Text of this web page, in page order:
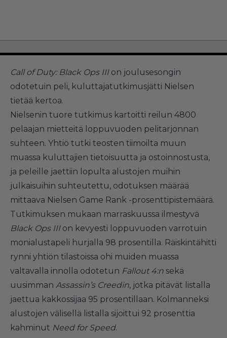
Call of Duty: Black Ops III on joulusesongin
odotetuin peli, kuluttajatutkimusjätti Nielsen
tietää kertoa.
Nielsenin tuore tutkimus kartoitti reilun 4800
pelaajan mietteitä loppuvuoden pelitarjonnan
suhteen. Yhtiö tutki teosten tiimoilta muun
muassa kuluttajien tietoisuutta ja ostoinnostusta,
ja peleille jaettiin lopulta alustojen muihin
julkaisuihin suhteutettu, odotuksen määrää
mittaava Nielsen Game Rank -prosenttipistemäärä.
Tutkimuksen mukaan marraskuussa ilmestyvä
Black Ops III on kevyesti loppuvuoden varrotuin
monialustapeli hurjalla 98 prosentilla. Räiskintähitti
rynni yhtiön tilastoissa ohi muiden muassa
valtavalla innolla odotetun Fallout 4:n sekä
uusimman Assassin’s Creedin, jotka pitävät listalla
jaettua kakkossijaa 95 prosentillaan. Kolmanneksi
alustojen välisellä listalla sijoittui 92 prosenttia
kahminut Need for Speed.